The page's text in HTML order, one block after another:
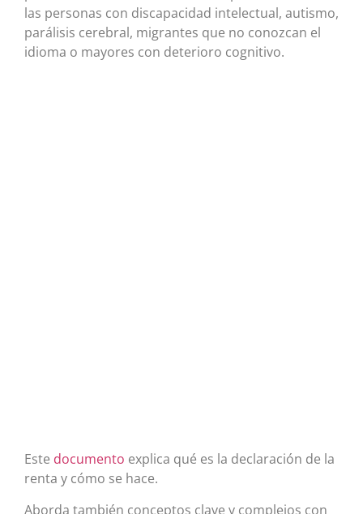
las personas con discapacidad intelectual, autismo,
parálisis cerebral, migrantes que no conozcan el
idioma o mayores con deterioro cognitivo.
Este documento explica qué es la declaración de la
renta y cómo se hace.
Aborda también conceptos clave y complejos con